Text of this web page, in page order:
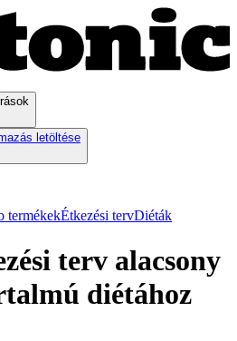
letöltése
termékekÉtkezési tervDiéták
terv alacsony
diétához